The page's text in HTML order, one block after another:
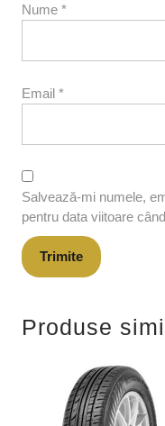
Nume *
Email *
Salvează-mi numele,
pentru data viitoare
Produse